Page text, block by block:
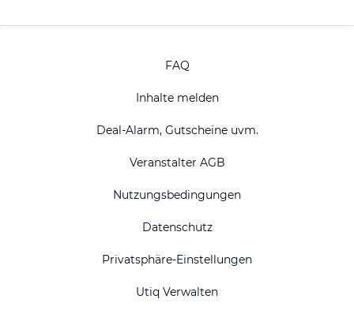
FAQ
Inhalte melden
Deal-Alarm, Gutscheine uvm.
Veranstalter AGB
Nutzungsbedingungen
Datenschutz
Privatsphäre-Einstellungen
Utiq Verwalten